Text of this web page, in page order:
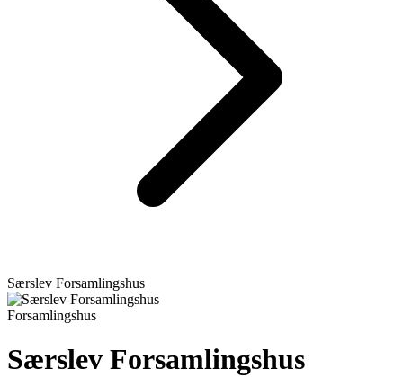
Særslev Forsamlingshus
Forsamlingshus
Særslev Forsamlingshus